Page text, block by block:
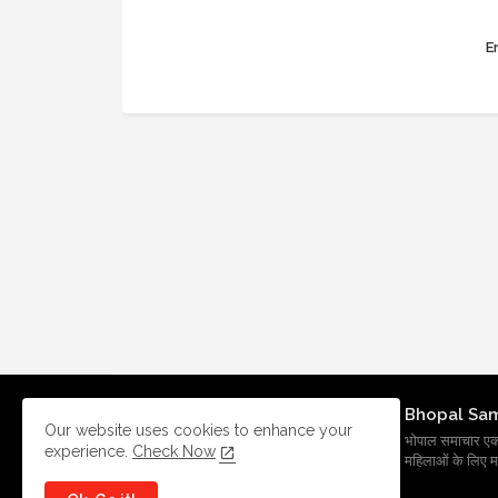
Bhopal
भोपाल समाचार एक
महिलाओं के लिए
Our website uses cookies to enhance your
experience. Check Now